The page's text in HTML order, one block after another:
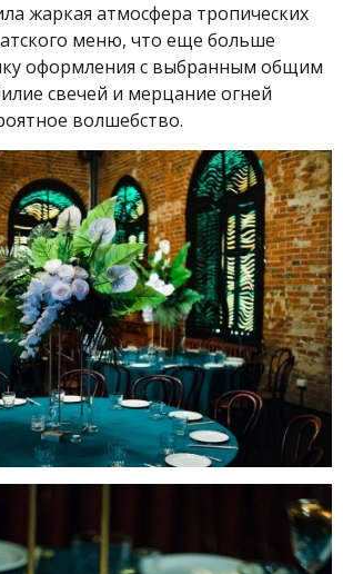
жаркая атмосфера тропических
меню, что еще больше
оформления с выбранным общим
свечей и мерцание огней
волшебство.